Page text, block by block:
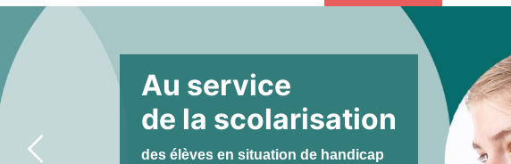
Pour une
inclusive
Représentation